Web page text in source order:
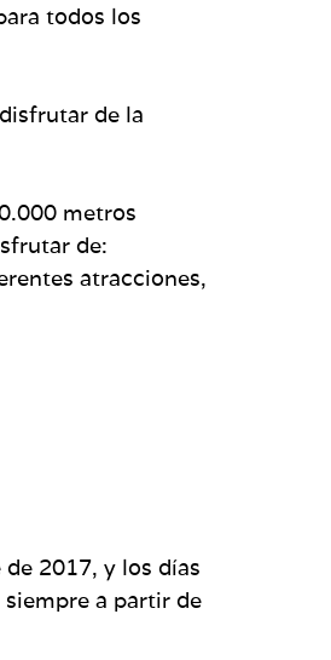
todos los
de la
metros
de:
atracciones,
2017, y los días
a partir de